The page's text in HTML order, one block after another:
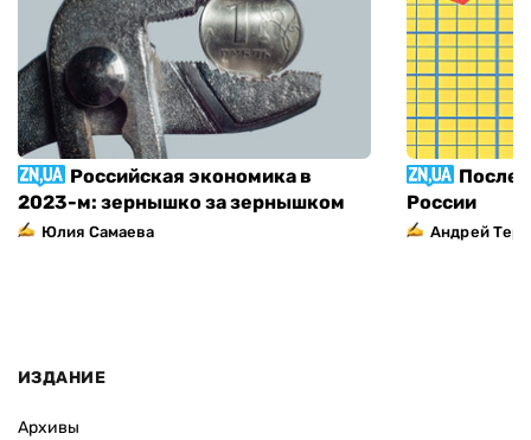
Российская экономика в
2023-м: зернышко за зернышком
Юлия Самаева
России
Андрей
ИЗДАНИЕ
Архивы